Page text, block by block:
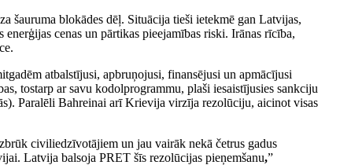
šauruma blokādes dēļ. Situācija tieši ietekmē gan Latvijas,
cenas un pārtikas pieejamības riski. Irānas rīcība,
atbalstījusi, apbruņojusi, finansējusi un apmācījusi
tostarp ar savu kodolprogrammu, plaši iesaistījusies sankciju
Paralēli Bahreinai arī Krievija virzīja rezolūciju, aicinot visas
civiliedzīvotājiem un jau vairāk nekā četrus gadus
Latvija balsoja PRET šīs rezolūcijas pieņemšanu,”